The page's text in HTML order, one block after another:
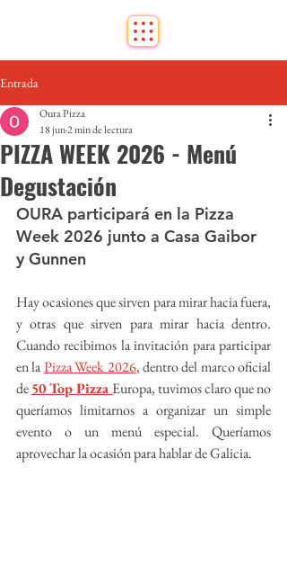
Entrada
PIZZA WEEK 2026 - Menú
Degustación
Oura Pizza
18 jun2 min de lectura
OURA participará en la Pizza
Week 2026 junto a Casa Gaibor
y Gunnen
Hay ocasiones que sirven para mirar hacia fuera,
y otras que sirven para mirar hacia dentro.
Cuando recibimos la invitación para participar
en la Pizza Week 2026, dentro del marco oficial
de 50 Top Pizza Europa, tuvimos claro que no
queríamos limitarnos a organizar un simple
evento o un menú especial. Queríamos
aprovechar la ocasión para hablar de Galicia.